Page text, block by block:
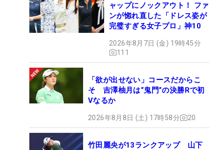
ャップにノックアウト！ ファ
ンが惚れ直した「ドレス姿が
完璧すぎる女子プロ」神10
2026年8月7日 (金) 19時45分
111
「欲が出せない」コースだからこ
そ 吉澤柚月は“鬼門”の決勝Rで初
Vなるか
2026年8月8日 (土) 17時58分 20
竹田麗央が13ランクアップ 山下